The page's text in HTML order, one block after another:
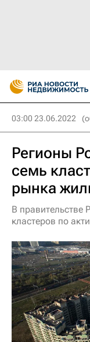
03:00 23.06.2022
Регионы
семь
рынка
В правительстве
кластеров по